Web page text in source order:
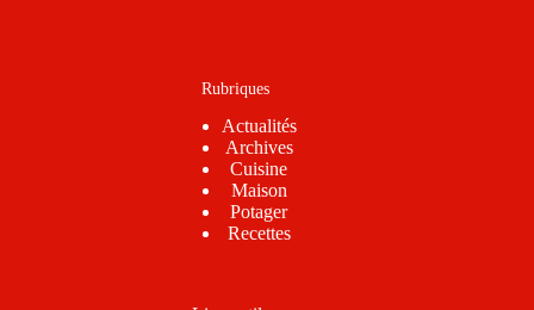
Rubriques
Actualités
Archives
Cuisine
Maison
Potager
Recettes